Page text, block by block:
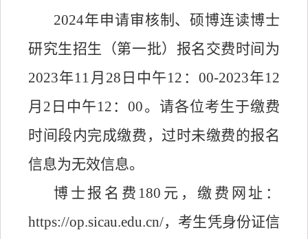
2024年申请审核制、硕博连读博士
研究生招生
（第一批）报名交费时间为
2023年11月28日中午12：00-2023年12
月2日中午12：00。 请各位考生于缴费
时间段内完成缴费， 过时未缴费的报名
信息为无效信息。
博士报名费 180元 ，缴费 网址：
https://op.sicau.edu.cn/，考生凭身份证信